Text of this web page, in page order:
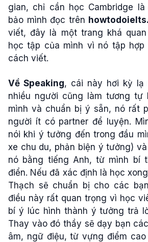
gian, chỉ cần học Cambridge
bảo mình đọc trên
viết, đây là một trang khá
học tập của mình vì nó tập hợp
cách viết.
Về Speaking, cái này hơi kỳ lạ
nhiều người cũng làm tương
mình và chuẩn bị ý sẵn, nó rất
người ít có partner để luyện.
nói khi ý tưởng đến trong đầu
xe chu du, phản biện ý tưởng)
nó bằng tiếng Anh, từ mình bí
điển. Nếu đã xác định là học
Thạch sẽ chuẩn bị cho các
điều này rất quan trọng vì học
bí ý lúc hình thành ý tưởng trả
Thay vào đó thầy sẽ dạy bạn
âm, ngữ điệu, từ vựng điểm